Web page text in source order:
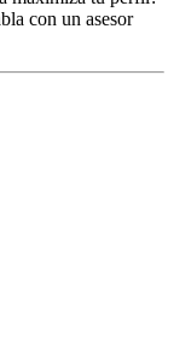
con un asesor